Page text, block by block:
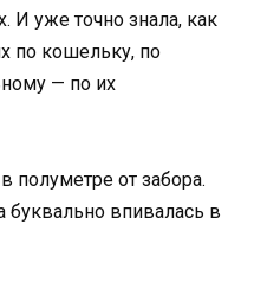
И уже точно знала, как
по кошельку, по
— по их
полуметре от забора.
буквально впивалась в